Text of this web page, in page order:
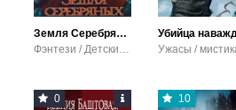
Земля Серебряных Яблок
0 10